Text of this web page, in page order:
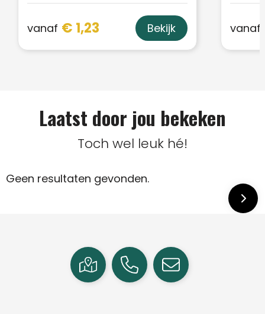
vanaf € 1,23 Bekijk vanaf
Laatst door jou bekeken
Toch wel leuk hé!
Geen resultaten gevonden.